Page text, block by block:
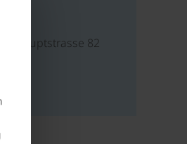
Hauptstrasse 82